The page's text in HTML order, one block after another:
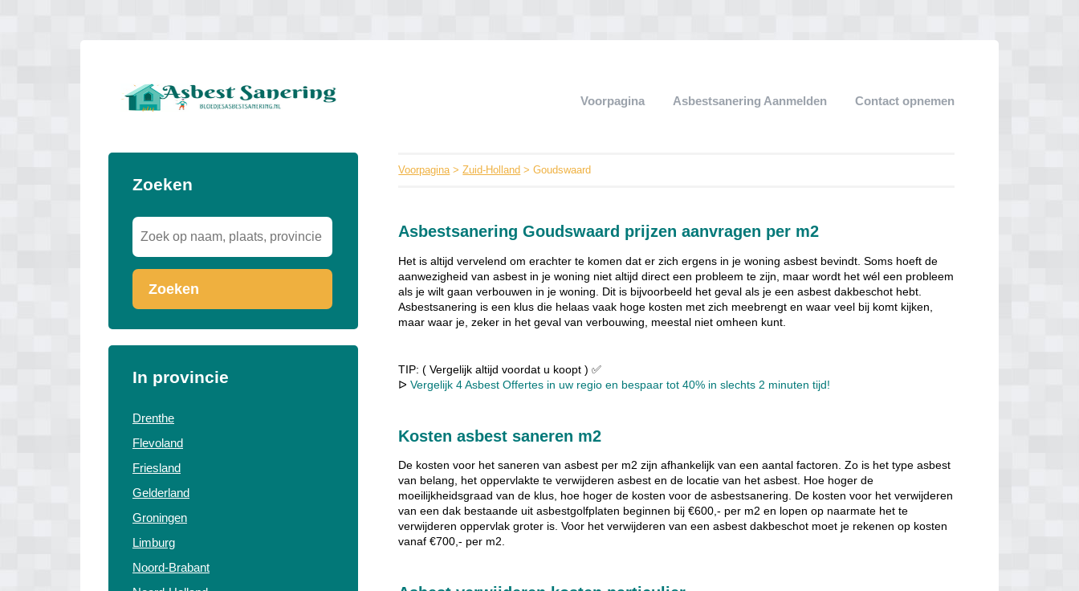
Voorpagina Asbestsanering Aanmelden Contact opnemen
Zoeken
Zoeken
In provincie
Drenthe
Flevoland
Friesland
Gelderland
Groningen
Limburg
Noord-Brabant
Voorpagina>Zuid-Holland > Goudswaard
Asbestsanering Goudswaard prijzen aanvragen per m2
Het is altijd vervelend om erachter te komen dat er zich ergens in je woning asbest bevindt. Soms hoeft de
aanwezigheid van asbest in je woning niet altijd direct een probleem te zijn, maar wordt het wél een probleem
als je wilt gaan verbouwen in je woning. Dit is bijvoorbeeld het geval als je een asbest dakbeschot hebt.
Asbestsanering is een klus die helaas vaak hoge kosten met zich meebrengt en waar veel bij komt kijken,
maar waar je, zeker in het geval van verbouwing, meestal niet omheen kunt.
TIP: ( Vergelijk altijd voordat u koopt ) ✅
ᐅVergelijk 4 Asbest Offertes in uw regio en bespaar tot 40% in slechts 2 minuten tijd!
Kosten asbest saneren m2
De kosten voor het saneren van asbest per m2 zijn afhankelijk van een aantal factoren. Zo is het type asbest
van belang, het oppervlakte te verwijderen asbest en de locatie van het asbest. Hoe hoger de
moeilijkheidsgraad van de klus, hoe hoger de kosten voor de asbestsanering. De kosten voor het verwijderen
van een dak bestaande uit asbestgolfplaten beginnen bij €600,- per m2 en lopen op naarmate het te
verwijderen oppervlak groter is. Voor het verwijderen van een asbest dakbeschot moet je rekenen op kosten
vanaf €700,- per m2.